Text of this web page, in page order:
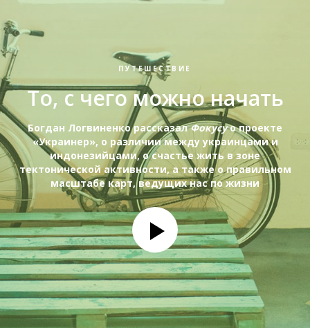
ПУТЕШЕСТВИЕ
То, с чего можно начать
Богдан Логвиненко рассказалФокусуо проекте
«Украинер», о различии между украинцами и
индонезийцами, о счастье жить в зоне
тектонической активности, а также о правильном
масштабе карт, ведущих нас по жизни